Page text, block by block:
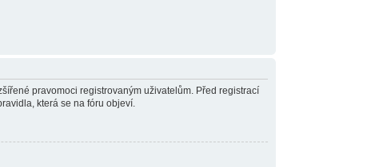
pravomoci registrovaným uživatelům. Před registrací
která se na fóru objeví.